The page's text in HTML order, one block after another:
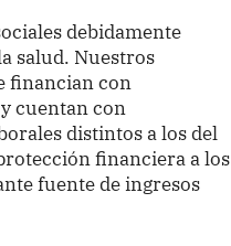
debidamente
salud. Nuestros
financian con
cuentan con
distintos a los del
financiera a los
fuente de ingresos